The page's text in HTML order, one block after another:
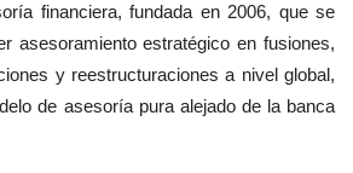
financiera, fundada en 2006, que se
asesoramiento estratégico en fusiones,
y reestructuraciones a nivel global,
de asesoría pura alejado de la banca